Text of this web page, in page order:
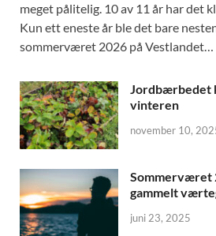
meget pålitelig. 10 av 11 år har det
Kun ett eneste år ble det bare
sommerværet 2026 på Vestlandet…
Jordbærbedet
vinteren
november 10,
Sommerværet
gammelt
juni 23, 2025